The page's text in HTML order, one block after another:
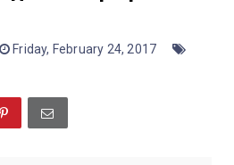
Friday, February 24, 2017